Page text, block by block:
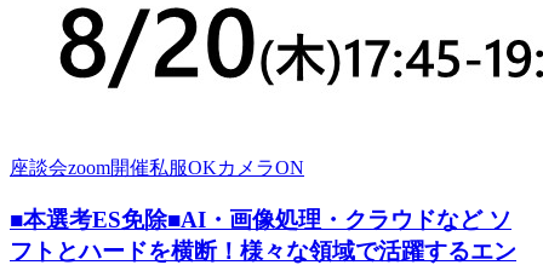
座談会zoom開催私服OKカメラON
■本選考ES免除■AI・画像処理・クラウドなど ソ
フトとハードを横断！様々な領域で活躍するエン